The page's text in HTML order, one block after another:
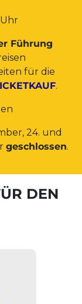
Führung
für die
.
24. und
geschlossen.
DEN